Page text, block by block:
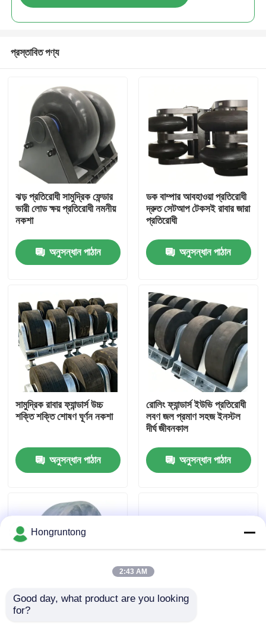
বাড়ি
পণ্য
ভিডিও
আমাদের সম্পর্কে
কারখানা ভ্রমণ
উদ্ধৃতির জন্য আবেদন
ইয়োকোহামা রাবার ফেন্ডার
প্রস্তাবিত পণ্য
ঝড় প্রতিরোধী সামুদ্রিক ফেন্ডার
ভারী লোড ক্ষয় প্রতিরোধী নমনীয়
নকশা
অনুসন্ধান পাঠান
ডক বাম্পার আবহাওয়া প্রতিরোধী
দ্রুত সেটআপ টেকসই রাবার জারা
প্রতিরোধী
অনুসন্ধান পাঠান
সামুদ্রিক রাবার ফ্যান্ডার্স উচ্চ
শক্তি শক্তি শোষণ ঘূর্ণন নকশা
অনুসন্ধান পাঠান
রোলিং ফ্যান্ডার্স ইউভি প্রতিরোধী
লবণ জল প্রমাণ সহজ ইনস্টল
দীর্ঘ জীবনকাল
অনুসন্ধান পাঠান
রোলার ডক ফেন্ডার শক শোষণ
Hongruntong
2:43 AM
Good day, what product are you looking
for?